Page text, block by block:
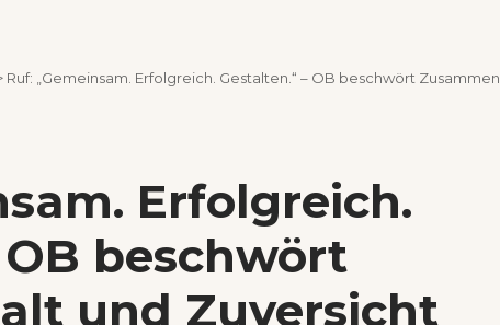
Ruf: „Gemeinsam. Erfolgreich. Gestalten.“ – OB beschwört Zusammenhalt und Zuversicht beim Rottweiler Bürgerempfang
Erfolgreich.
OB beschwört
und Zuversicht